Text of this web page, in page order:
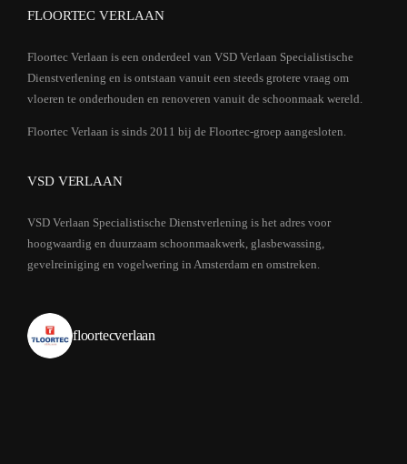
FLOORTEC VERLAAN
Floortec Verlaan is een onderdeel van VSD Verlaan Specialistische
Dienstverlening en is ontstaan vanuit een steeds grotere vraag om
vloeren te onderhouden en renoveren vanuit de schoonmaak wereld.
Floortec Verlaan is sinds 2011 bij de Floortec-groep aangesloten.
VSD VERLAAN
VSD Verlaan Specialistische Dienstverlening is het adres voor
hoogwaardig en duurzaam schoonmaakwerk, glasbewassing,
gevelreiniging en vogelwering in Amsterdam en omstreken.
floortecverlaan